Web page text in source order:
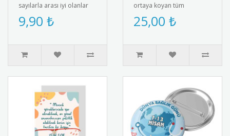
sayılarla arası iyi olanlar
için harika bir kelime
oyunu içeren "I ❤️ Maths ..
9,90 ₺
ortaya koyan tüm
gazilerimizin Gaziler Günü
Kutlu Olsun" mesajı ve
25,00 ₺